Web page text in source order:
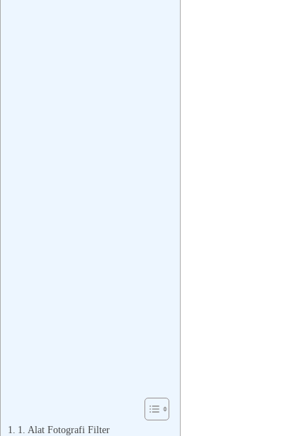
1. Alat Fotografi Filter